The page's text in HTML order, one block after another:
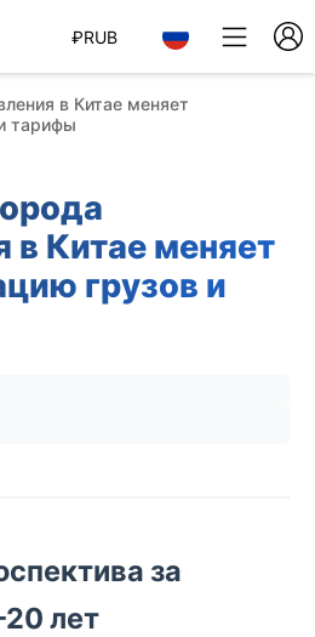
₽RUB
в Китае меняет
тарифы
в Китае меняет
грузов и
за
лет